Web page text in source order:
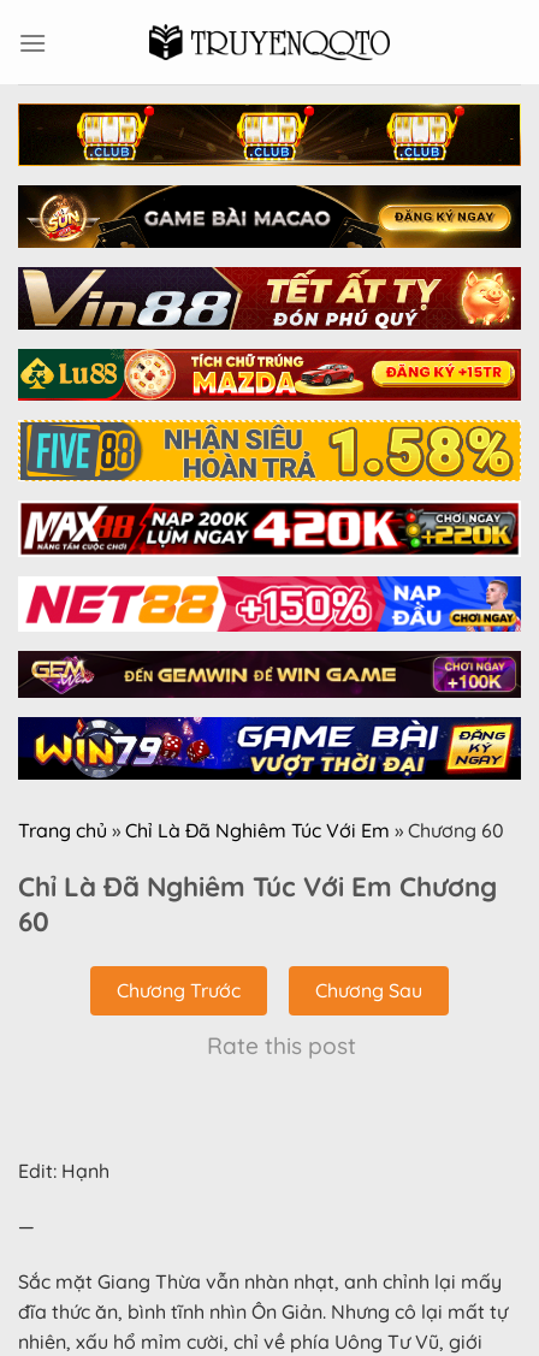
Trang chủ » Chỉ Là Đã Nghiêm Túc Với Em » Chương 60
Chỉ Là Đã Nghiêm Túc Với Em Chương
60
Chương Trước Chương Sau
Rate this post
Edit: Hạnh
—
Sắc mặt Giang Thừa vẫn nhàn nhạt, anh chỉnh lại mấy
đĩa thức ăn, bình tĩnh nhìn Ôn Giản. Nhưng cô lại mất tự
nhiên, xấu hổ mỉm cười, chỉ về phía Uông Tư Vũ, giới